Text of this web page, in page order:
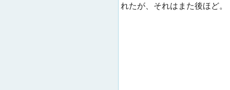
れたが、それはまた後ほど。